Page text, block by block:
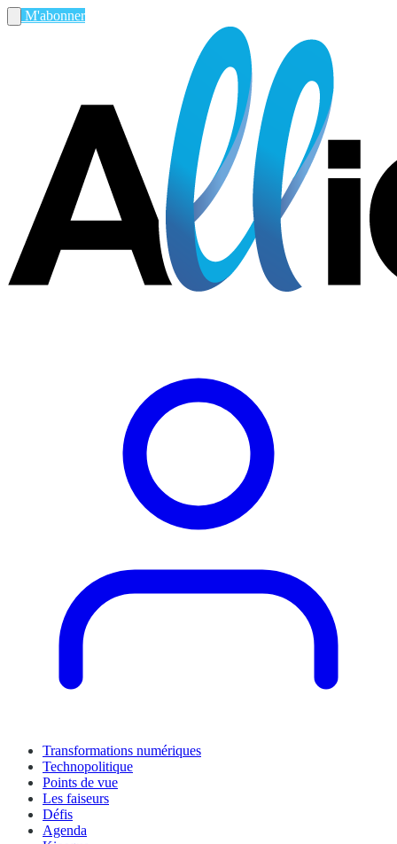
M'abonner
Transformations numériques
Technopolitique
Points de vue
Les faiseurs
Défis
Agenda